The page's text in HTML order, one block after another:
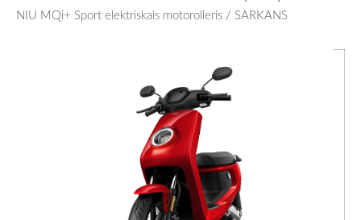
NIU MQi+ Sport elektriskais motorolleris / SARKANS